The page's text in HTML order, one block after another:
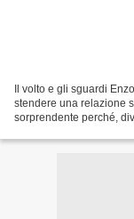
Il volto e gli sguardi
stendere una relazione
sorprendente perché,